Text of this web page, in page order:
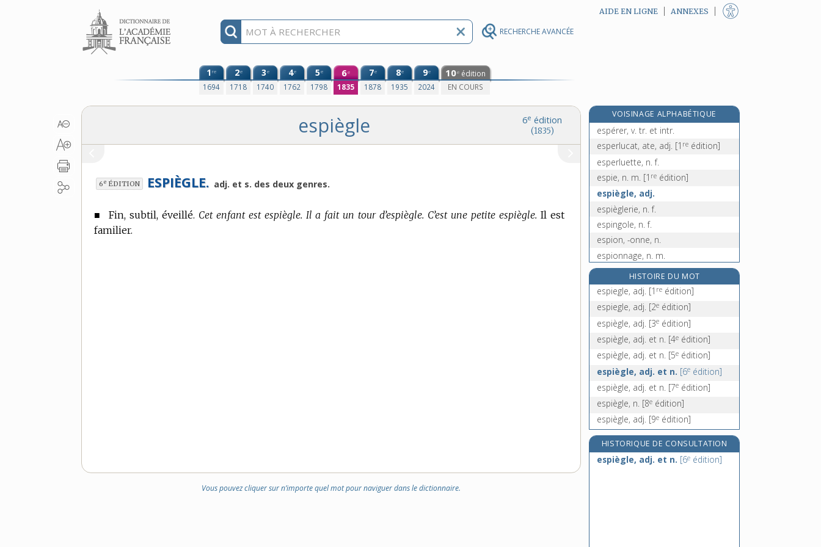
RECHERCHE AVANCÉE
Aller au contenu AIDE EN LIGNE ANNEXES
1re
1694
2e
1718
3e
1740
4e
1762
5e
1798
6e
1835
7e
1878
8e
1935
9e
2024
10e édition
EN COURS
6e édition
(1835)
espiègle
6e ÉDITION ESPIÈGLE. adj. et s. des deux genres.
■ Fin, subtil, éveillé. Cet enfant est espiègle. Il a fait un tour d’espiègle. C’est une petite espiègle. Il est
familier.
Vous pouvez cliquer sur n’importe quel mot pour naviguer dans le dictionnaire.
VOISINAGE ALPHABÉTIQUE
espère, n. f.
espérer, v. tr. et intr.
esperlucat, ate, adj. [1 re édition]
esperluette, n. f.
espie, n. m. [1 re édition]
espiègle, adj.
espièglerie, n. f.
espingole, n. f.
espion, -onne, n.
espionnage, n. m.
espionner, v. tr.
espionnite, n. f.
esplanade, n. f.
espoir, n. m.
esponton, n. m.
HISTOIRE DU MOT
espiegle, adj. [1 re édition]
espiegle, adj. [2e édition]
espiègle, adj. [3e édition]
espiègle, adj. et n. [4e édition]
espiègle, adj. et n. [5e édition]
espiègle, adj. et n. [6e édition]
espiègle, adj. et n. [7e édition]
espiègle, n. [8e édition]
espiègle, adj. [9e édition]
HISTORIQUE DE CONSULTATION
espiègle, adj. et n. [6e édition]